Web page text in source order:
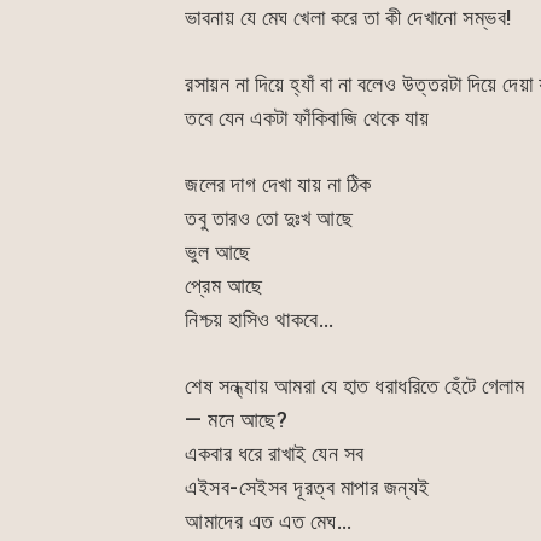
ভাবনায় যে মেঘ খেলা করে তা কী দেখানো সম্ভব!
রসায়ন না দিয়ে হ্যাঁ বা না বলেও উত্তরটা দিয়ে দেয়া
তবে যেন একটা ফাঁকিবাজি থেকে যায়
জলের দাগ দেখা যায় না ঠিক
তবু তারও তো দুঃখ আছে
ভুল আছে
প্রেম আছে
নিশ্চয় হাসিও থাকবে…
শেষ সন্ধ্যায় আমরা যে হাত ধরাধরিতে হেঁটে গেলাম
— মনে আছে?
একবার ধরে রাখাই যেন সব
এইসব-সেইসব দূরত্ব মাপার জন্যই
আমাদের এত এত মেঘ…